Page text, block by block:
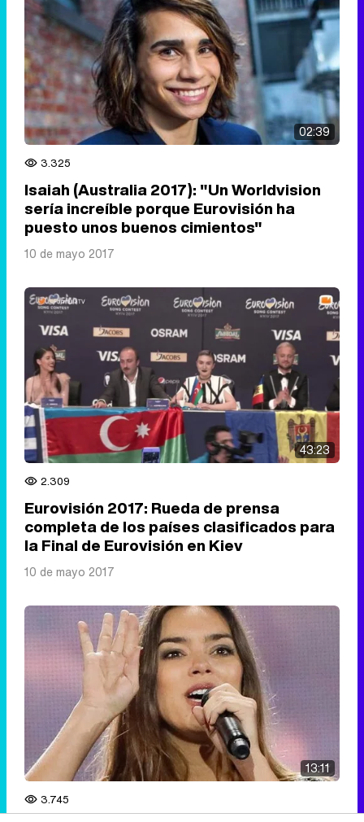
02:39
3.325
Isaiah (Australia 2017): "Un Worldvision
sería increíble porque Eurovisión ha
puesto unos buenos cimientos"
10 de mayo 2017
43:23
2.309
Eurovisión 2017: Rueda de prensa
completa de los países clasificados para
la Final de Eurovisión en Kiev
10 de mayo 2017
13:11
3.745